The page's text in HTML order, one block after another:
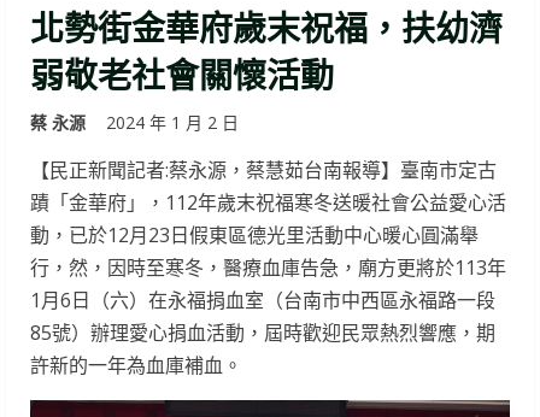
北勢街金華府歲末祝福，扶幼濟
弱敬老社會關懷活動
蔡 永源 2024 年 1 月 2 日
【民正新聞記者:蔡永源，蔡慧茹台南報導】臺南市定古
蹟「金華府」，112年歲末祝福寒冬送暖社會公益愛心活
動，已於12月23日假東區德光里活動中心暖心圓滿舉
行，然，因時至寒冬，醫療血庫告急，廟方更將於113年
1月6日（六）在永福捐血室（台南市中西區永福路一段
85號）辦理愛心捐血活動，屆時歡迎民眾熱烈響應，期
許新的一年為血庫補血。